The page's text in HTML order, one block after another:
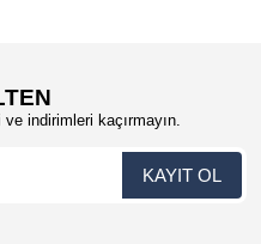
indirimleri kaçırmayın.